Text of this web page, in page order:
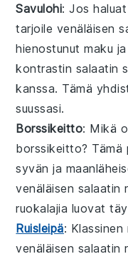
Savulohi: Jos
tarjoile venäläisen
hienostunut maku
kontrastin salaatin
kanssa. Tämä
suussasi.
Borssikeitto: Mikä
borssikeitto? Tämä
syvän ja
venäläisen salaatin
ruokalajia luovat
Ruisleipä: Klassinen
venäläisen salaatin